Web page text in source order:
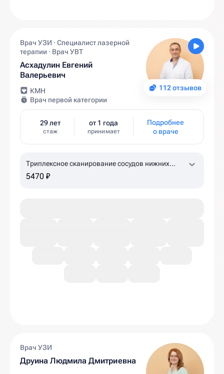
112 отзывов
Врач УЗИ · Специалист лазерной
терапии · Врач УВТ
Асхадулин Евгений
Валерьевич
КМН
Врач первой категории
29 лет
стаж
от 1 года
принимает
Подробнее
о враче
Триплексное сканирование сосудов нижних
конечностей
5470 ₽
Врач УЗИ
Друина Людмила Дмитриевна